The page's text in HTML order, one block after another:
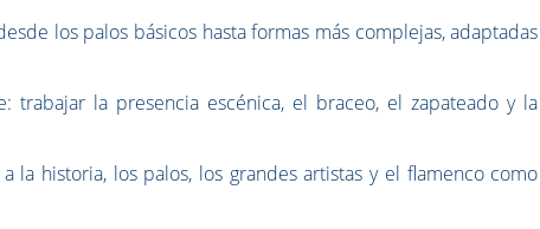
los palos básicos hasta formas más complejas, adaptadas
la presencia escénica, el braceo, el zapateado y la
la historia, los palos, los grandes artistas y el flamenco como